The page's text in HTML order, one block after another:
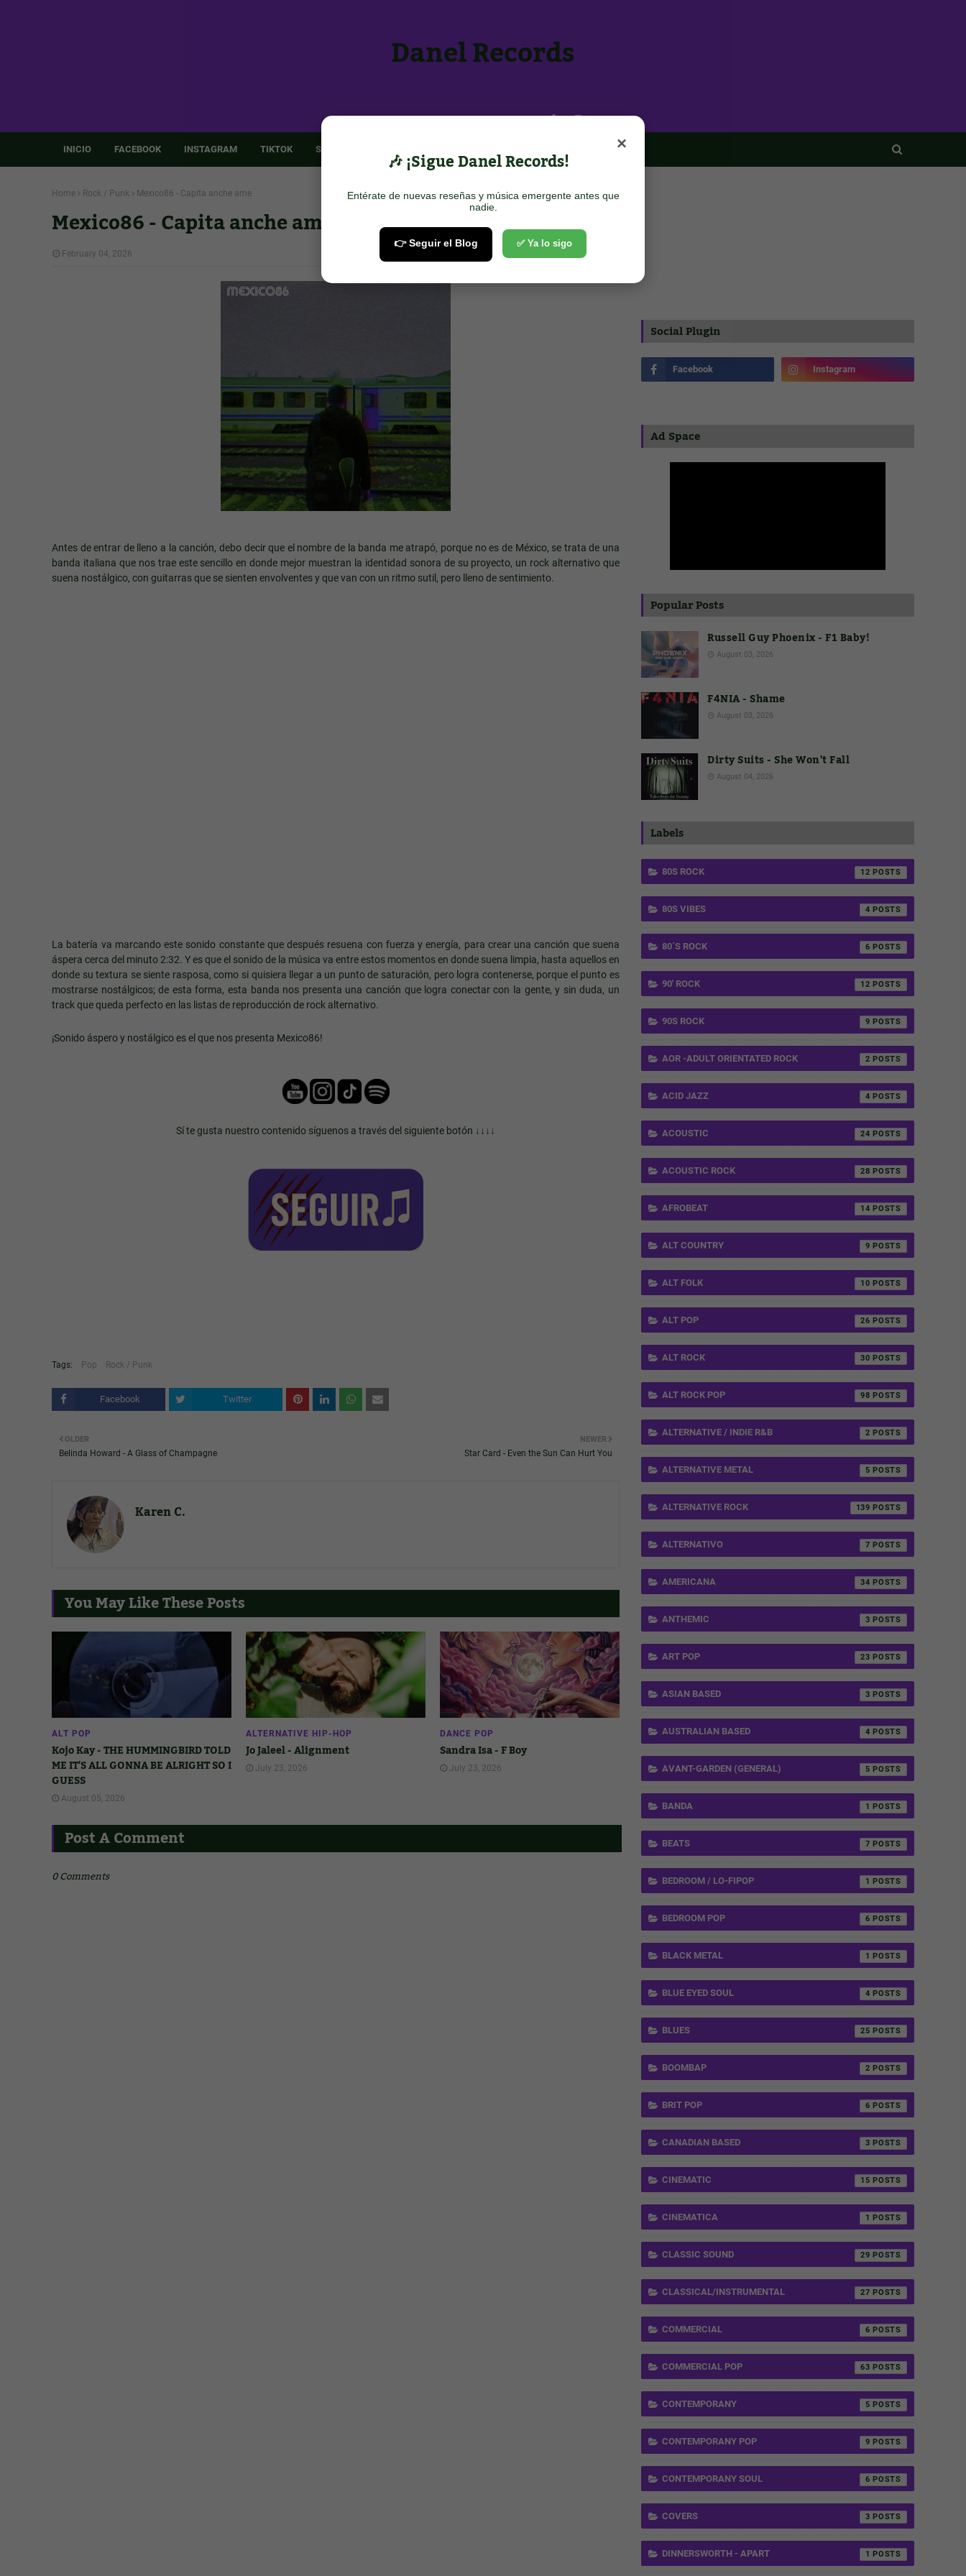
Danel Records
INICIO FACEBOOK INSTAGRAM TIKTOK SPOTIFY
Home Rock / Punk Mexico86 - Capita anche ame
Mexico86 - Capita anche ame
February 04, 2026
Antes de entrar de lleno a la canción, debo decir que el nombre de la banda me atrapó, porque no es de México, se trata de una
banda italiana que nos trae este sencillo en donde mejor muestran la identidad sonora de su proyecto, un rock alternativo que
suena nostálgico, con guitarras que se sienten envolventes y que van con un ritmo sutil, pero lleno de sentimiento.
La batería va marcando este sonido constante que después resuena con fuerza y energía, para crear una canción que suena
áspera cerca del minuto 2:32. Y es que el sonido de la música va entre estos momentos en donde suena limpia, hasta aquellos en
donde su textura se siente rasposa, como si quisiera llegar a un punto de saturación, pero logra contenerse, porque el punto es
mostrarse nostálgicos; de esta forma, esta banda nos presenta una canción que logra conectar con la gente, y sin duda, un
track que queda perfecto en las listas de reproducción de rock alternativo.
¡Sonido áspero y nostálgico es el que nos presenta Mexico86!
Sí te gusta nuestro contenido síguenos a través del siguiente botón ↓↓↓↓
Tags: Pop Rock / Punk
Facebook Twitter
NEWER
Star Card - Even the Sun Can Hurt You
OLDER
Belinda Howard - A Glass of Champagne
Karen C.
You May Like These Posts
ALT POP
Kojo Kay - THE HUMMINGBIRD TOLD
ME IT'S ALL GONNA BE ALRIGHT SO I
GUESS
August 05, 2026
ALTERNATIVE HIP-HOP
Jo Jaleel - Alignment
July 23, 2026
DANCE POP
Sandra Isa - F Boy
July 23, 2026
Post A Comment
0 Comments
Social Plugin
×
🎶 ¡Sigue Danel Records!
Entérate de nuevas reseñas y música emergente antes que
nadie.
👉 Seguir el Blog ✅ Ya lo sigo
Ad Space
Popular Posts
Russell Guy Phoenix - F1 Baby!
August 03, 2026
F4NIA - Shame
August 03, 2026
Dirty Suits - She Won't Fall
August 04, 2026
Labels
80S ROCK 12
80S VIBES 4
80´S ROCK 6
90' ROCK 12
90S ROCK 9
AOR -ADULT ORIENTATED ROCK 2
ACID JAZZ 4
ACOUSTIC 24
ACOUSTIC ROCK 28
AFROBEAT 14
ALT COUNTRY 9
ALT FOLK 10
ALT POP 26
ALT ROCK 30
ALT ROCK POP 98
ALTERNATIVE / INDIE R&B 2
ALTERNATIVE METAL 5
ALTERNATIVE ROCK 139
ALTERNATIVO 7
AMERICANA 34
ANTHEMIC 3
ART POP 23
ASIAN BASED 3
AUSTRALIAN BASED 4
AVANT-GARDEN (GENERAL) 5
BANDA 1
BEATS 7
BEDROOM / LO-FIPOP 1
BEDROOM POP 6
BLACK METAL 1
BLUE EYED SOUL 4
BLUES 25
BOOMBAP 2
BRIT POP 6
CANADIAN BASED 3
CINEMATIC 15
CINEMATICA 1
CLASSIC SOUND 29
CLASSICAL/INSTRUMENTAL 27
COMMERCIAL 6
COMMERCIAL POP 63
CONTEMPORANY 5
CONTEMPORANY POP 9
CONTEMPORANY SOUL 6
COVERS 3
DINNERSWORTH - APART 1